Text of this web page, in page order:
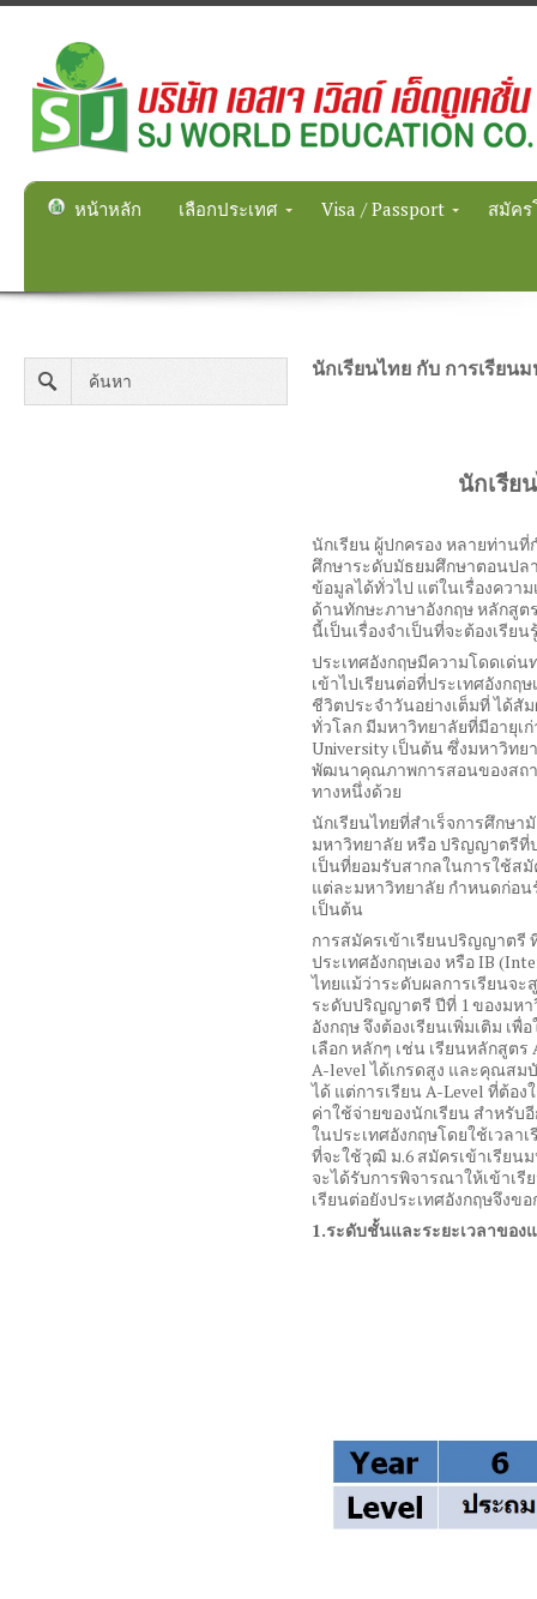
หน้าหลัก เลือกประเทศ Visa / Passport สมัคร
นักเรียนไทย กับ การเรียน
นักเรีย
นักเรียน ผู้ปกครอง หลายท่านที่
ศึกษาระดับมัธยมศึกษาตอนปล
ข้อมูลได้ทั่วไป แต่ในเรื่องควา
ด้านทักษะภาษาอังกฤษ หลักสูต
นี้เป็นเรื่องจำเป็นที่จะต้องเรีย
ประเทศอังกฤษมีความโดดเด่
เข้าไปเรียนต่อที่ประเทศอังก
ชีวิตประจำวันอย่างเต็มที่ ได้
ทั่วโลก มีมหาวิทยาลัยที่มีอายุเ
University เป็นต้น ซึ่งมหาวิทย
พัฒนาคุณภาพการสอนของสถา
ทางหนึ่งด้วย
นักเรียนไทยที่สำเร็จการศึกษ
มหาวิทยาลัย หรือ ปริญญาตรีที่
เป็นที่ยอมรับสากลในการใช้ส
แต่ละมหาวิทยาลัย กำหนดก่อน
เป็นต้น
การสมัครเข้าเรียนปริญญาตรี
ประเทศอังกฤษเอง หรือIB
ไทยแม้ว่าระดับผลการเรียนจะ
ระดับปริญญาตรี ปีที่ 1ของมห
อังกฤษ จึงต้องเรียนเพิ่มเติม
เลือก หลักๆ เช่น เรียนหลักสูตร
A-levelได้เกรดสูง และคุณสม
ได้ แต่การเรียน A-Level ที่ต้อง
ค่าใช้จ่ายของนักเรียน สำหรับ
ในประเทศอังกฤษโดยใช้เวลา
ที่จะใช้วุฒิ ม.6 สมัครเข้าเรียน
จะได้รับการพิจารณาให้เข้าเ
เรียนต่อยังประเทศอังกฤษจึงข
1.ระดับชั้นและระยะเวลาของ